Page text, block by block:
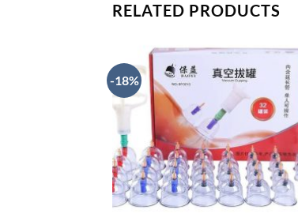
RELATED PRODUCTS
-18%